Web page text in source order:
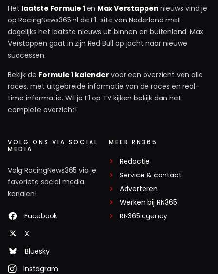
Het laatste Formule 1en Max Verstappen nieuws vind je
op RacingNews365.nl de F1-site van Nederland met
dagelijks het laatste nieuws uit binnen en buitenland. Max
Verstappen gaat in zijn Red Bull op jacht naar nieuwe
successen.
Bekijk de Formule 1 kalender voor een overzicht van alle
races, met uitgebreide informatie van de races en real-
time informatie. Wil je F1 op TV kijken bekijk dan het
complete overzicht!
VOLG ONS VIA SOCIAL
MEDIA
Volg RacingNews365 via je
favoriete social media
kanalen!
Facebook
X
Bluesky
Instagram
MEER RN365
Redactie
Service & contact
Adverteren
Werken bij RN365
RN365.agency